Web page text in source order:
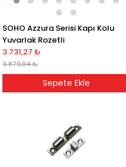
SOHO Azzura Serisi Kapı Kolu
Yuvarlak Rozetli
3.731,27 ₺
3.879,04 ₺
Sepete Ekle